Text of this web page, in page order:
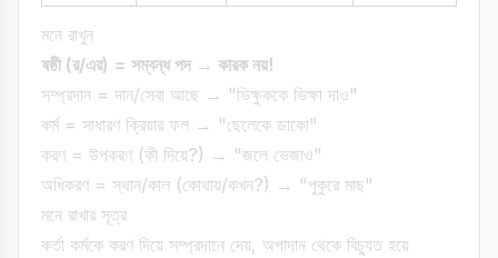
মনে রাখুন
ষষ্ঠী (র/এর) = সম্বন্ধ পদ → কারক নয়!
সম্প্রদান = দান/সেবা আছে → "ভিক্ষুককে ভিক্ষা দাও"
কর্ম = সাধারণ ক্রিয়ার ফল → "ছেলেকে ডাকো"
করণ = উপকরণ (কী দিয়ে?) → "জলে ভেজাও"
অধিকরণ = স্থান/কাল (কোথায়/কখন?) → "পুকুরে মাছ"
মনে রাখার সূত্র
কর্তা কর্মকে করণ দিয়ে সম্প্রদানে দেয়, অপাদান থেকে বিচ্যুত হয়ে